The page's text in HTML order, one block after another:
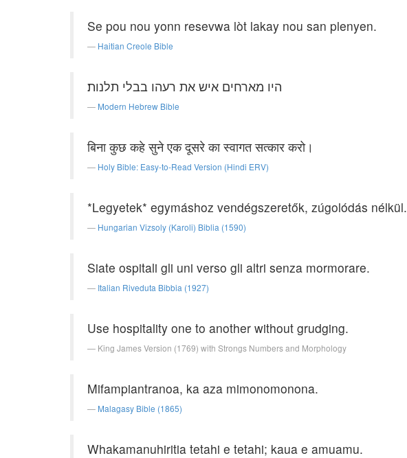
Se pou nou yonn resevwa lòt lakay nou san plenyen.
Haitian Creole Bible
היו מארחים איש את רעהו בבלי תלנות׃
Modern Hebrew Bible
बिना कुछ कहे सुने एक दूसरे का स्वागत सत्कार करो।
Holy Bible: Easy-to-Read Version (Hindi ERV)
*Legyetek* egymáshoz vendégszeretők, zúgolódás nélkül.
Hungarian Vizsoly (Karoli) Biblia (1590)
Siate ospitali gli uni verso gli altri senza mormorare.
Italian Riveduta Bibbia (1927)
Use hospitality one to another without grudging.
King James Version (1769) with Strongs Numbers and Morphology
Mifampiantranoa, ka aza mimonomonona.
Malagasy Bible (1865)
Whakamanuhiritia tetahi e tetahi; kaua e amuamu.